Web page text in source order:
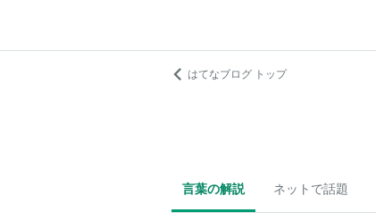
はてなブログ トップ
言葉の解説 ネットで話題